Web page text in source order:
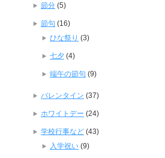
節分 (5)
節句 (16)
ひな祭り (3)
七夕 (4)
端午の節句 (9)
バレンタイン (37)
ホワイトデー (24)
学校行事など (43)
入学祝い (9)